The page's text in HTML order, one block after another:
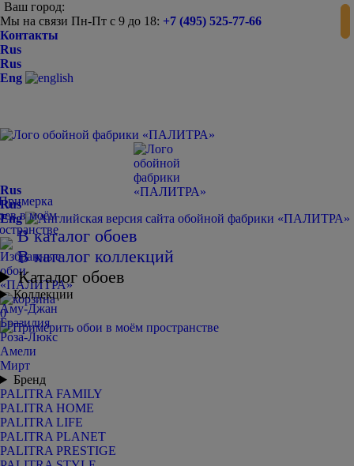
Ваш город:
Мы на связи Пн-Пт с 9 до 18: +7 (495) 525-77-66
Контакты
Rus
Rus
Eng
0
Rus
Rus
Eng
В каталог обоев
В каталог коллекций
Каталог обоев
Коллекции
Аму-Джан
Бразилия
Роза-Люкс
Амели
Мирт
Бренд
PALITRA FAMILY
PALITRA HOME
PALITRA LIFE
PALITRA PLANET
PALITRA PRESTIGE